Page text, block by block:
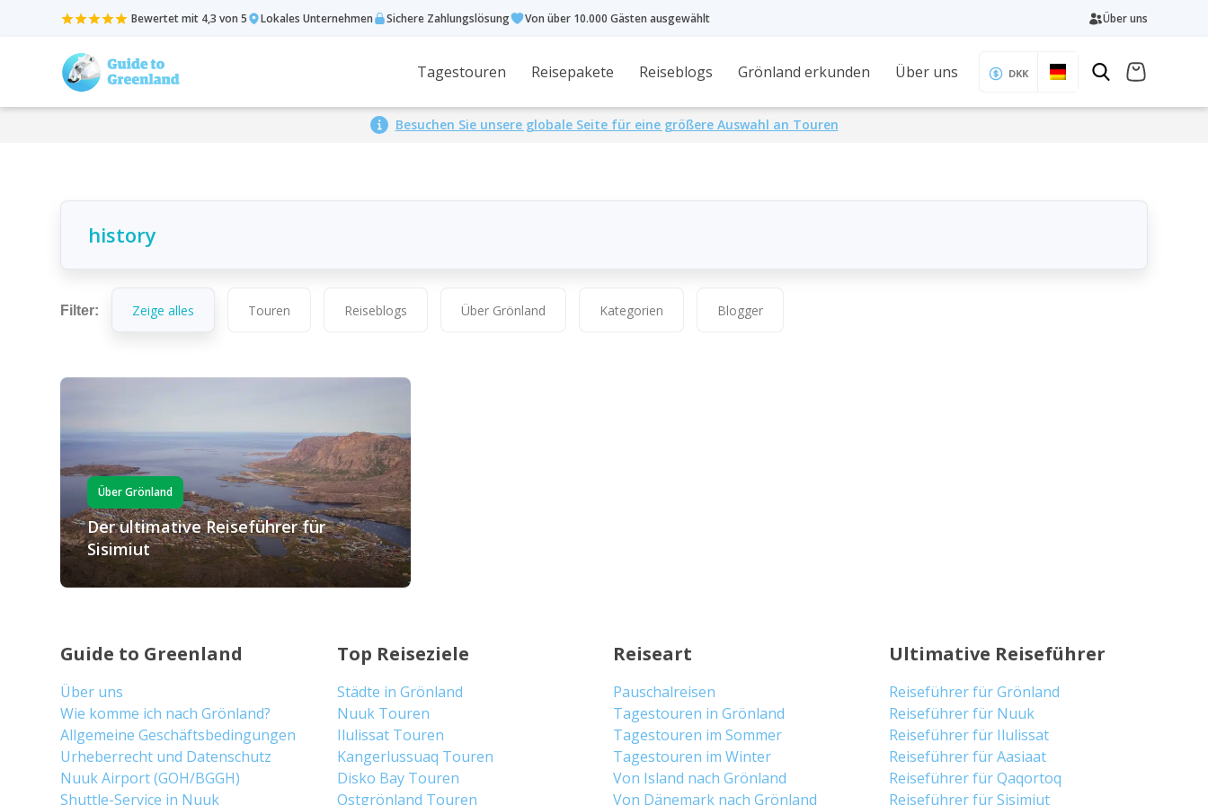
Bewertet mit 4,3 von 5 Lokales Unternehmen Sichere Zahlungslösung Von über 10.000 Gästen ausgewählt Über uns
Tagestouren Reisepakete Reiseblogs Grönland erkunden Über uns DKK
Besuchen Sie unsere globale Seite für eine größere Auswahl an Touren
Filter: Zeige alles Touren Reiseblogs Über Grönland Kategorien Blogger
Über Grönland
Der ultimative Reiseführer für
Sisimiut
Guide to Greenland
Über uns
Wie komme ich nach Grönland?
Allgemeine Geschäftsbedingungen
Urheberrecht und Datenschutz
Nuuk Airport (GOH/BGGH)
Shuttle-Service in Nuuk
Top Reiseziele
Städte in Grönland
Nuuk Touren
Ilulissat Touren
Kangerlussuaq Touren
Disko Bay Touren
Ostgrönland Touren
Reiseart
Pauschalreisen
Tagestouren in Grönland
Tagestouren im Sommer
Tagestouren im Winter
Von Island nach Grönland
Von Dänemark nach Grönland
Ultimative Reiseführer
Reiseführer für Grönland
Reiseführer für Nuuk
Reiseführer für Ilulissat
Reiseführer für Aasiaat
Reiseführer für Qaqortoq
Reiseführer für Sisimiut